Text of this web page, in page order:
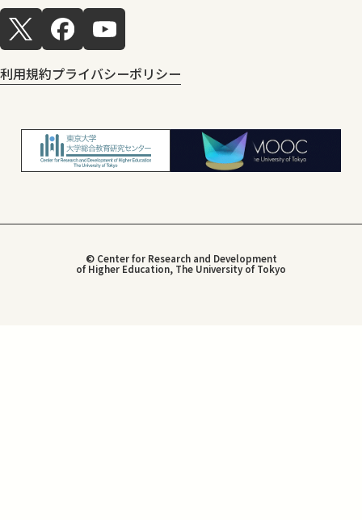
利用規約プライバシーポリシー
© Center for Research and Development
of Higher Education, The University of Tokyo